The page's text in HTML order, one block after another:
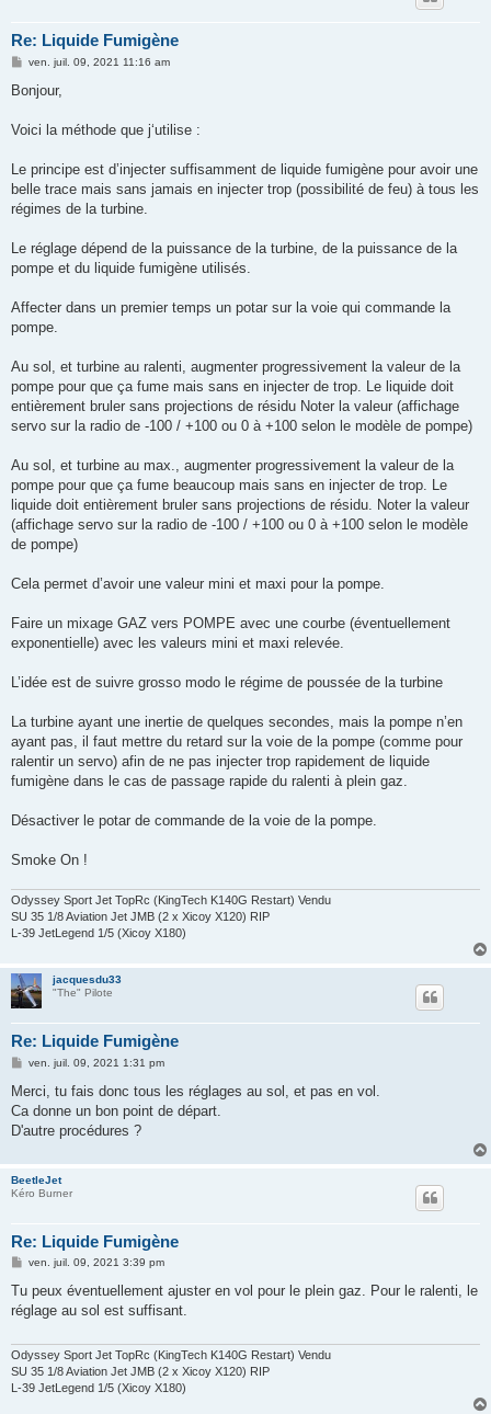
Re: Liquide Fumigène
M
s
g
ven. juil. 09, 2021 11:16 am
Bonjour,
Voici la méthode que j‘utilise :
Le principe est d’injecter suffisamment de liquide fumigène pour avoir une
belle trace mais sans jamais en injecter trop (possibilité de feu) à tous les
régimes de la turbine.
Le réglage dépend de la puissance de la turbine, de la puissance de la
pompe et du liquide fumigène utilisés.
Affecter dans un premier temps un potar sur la voie qui commande la
pompe.
Au sol, et turbine au ralenti, augmenter progressivement la valeur de la
pompe pour que ça fume mais sans en injecter de trop. Le liquide doit
entièrement bruler sans projections de résidu Noter la valeur (affichage
servo sur la radio de -100 / +100 ou 0 à +100 selon le modèle de pompe)
Au sol, et turbine au max., augmenter progressivement la valeur de la
pompe pour que ça fume beaucoup mais sans en injecter de trop. Le
liquide doit entièrement bruler sans projections de résidu. Noter la valeur
(affichage servo sur la radio de -100 / +100 ou 0 à +100 selon le modèle
de pompe)
Cela permet d’avoir une valeur mini et maxi pour la pompe.
Faire un mixage GAZ vers POMPE avec une courbe (éventuellement
exponentielle) avec les valeurs mini et maxi relevée.
L’idée est de suivre grosso modo le régime de poussée de la turbine
La turbine ayant une inertie de quelques secondes, mais la pompe n’en
ayant pas, il faut mettre du retard sur la voie de la pompe (comme pour
ralentir un servo) afin de ne pas injecter trop rapidement de liquide
fumigène dans le cas de passage rapide du ralenti à plein gaz.
Désactiver le potar de commande de la voie de la pompe.
Smoke On !
Odyssey Sport Jet TopRc (KingTech K140G Restart) Vendu
SU 35 1/8 Aviation Jet JMB (2 x Xicoy X120) RIP
L-39 JetLegend 1/5 (Xicoy X180)
jacquesdu33
"The" Pilote
Re: Liquide Fumigène
M
s
a
g
ven. juil. 09, 2021 1:31 pm
Merci, tu fais donc tous les réglages au sol, et pas en vol.
Ca donne un bon point de départ.
D'autre procédures ?
BeetleJet
Kéro Burner
Re: Liquide Fumigène
M
s
a
ven. juil. 09, 2021 3:39 pm
Tu peux éventuellement ajuster en vol pour le plein gaz. Pour le ralenti, le
réglage au sol est suffisant.
Odyssey Sport Jet TopRc (KingTech K140G Restart) Vendu
SU 35 1/8 Aviation Jet JMB (2 x Xicoy X120) RIP
L-39 JetLegend 1/5 (Xicoy X180)